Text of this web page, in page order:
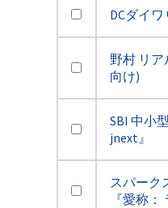
DCダイ
野村 リ
向け)
SBI 中小
jnext』
スパーク
『愛称：